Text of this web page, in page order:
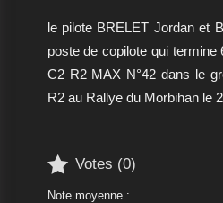
le pilote BRELET Jordan et
poste de copilote qui
C2 R2 MAX N°42 dans le
R2 au Rallye du Morbihan le
 Votes (0)
Note moyenne :